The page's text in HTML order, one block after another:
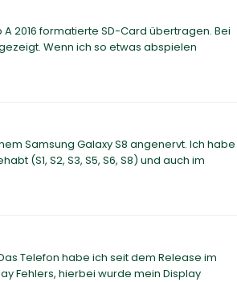
2016 formatierte SD-Card übertragen. Bei
Wenn ich so etwas abspielen
Samsung Galaxy S8 angenervt. Ich habe
(S1, S2, S3, S5, S6, S8) und auch im
Telefon habe ich seit dem Release im
Fehlers, hierbei wurde mein Display